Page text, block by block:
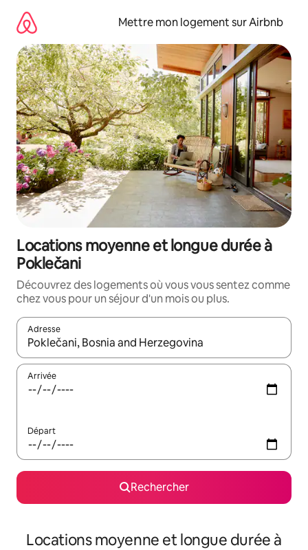
directement
contenu
Mettre mon logement sur Airbnb
Locations moyenne et longue durée à
Poklečani
Découvrez des logements où vous vous sentez comme
chez vous pour un séjour d'un mois ou plus.
Adresse
Lorsque les résultats s'affichent, utilisez les flèches vers le
Arrivée
Départ
Rechercher
Locations moyenne et longue durée à